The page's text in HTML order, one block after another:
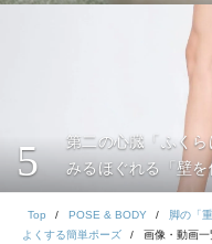
5
第二の心臓「ふく
みるほぐれる「壁を
Top POSE & BODY
脚の「
よくする簡単ポーズ
画像・動画一